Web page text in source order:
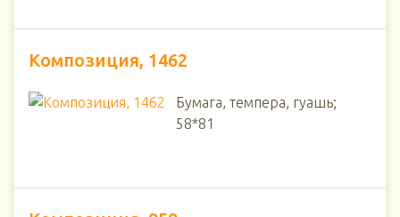
Композиция, 1462
Бумага, темпера, гуашь;
58*81